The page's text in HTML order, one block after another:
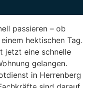
passieren – ob
hektischen Tag.
jetzt eine schnelle
gelangen.
in Herrenberg